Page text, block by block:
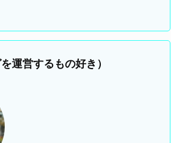
運営するもの好き）